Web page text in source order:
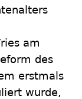
am
des
erstmals
wurde,